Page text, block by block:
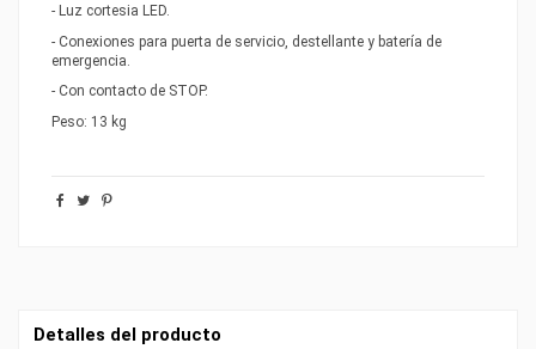
- Luz cortesia LED.
- Conexiones para puerta de servicio, destellante y batería de
emergencia.
- Con contacto de STOP.
Peso: 13 kg
Detalles del producto